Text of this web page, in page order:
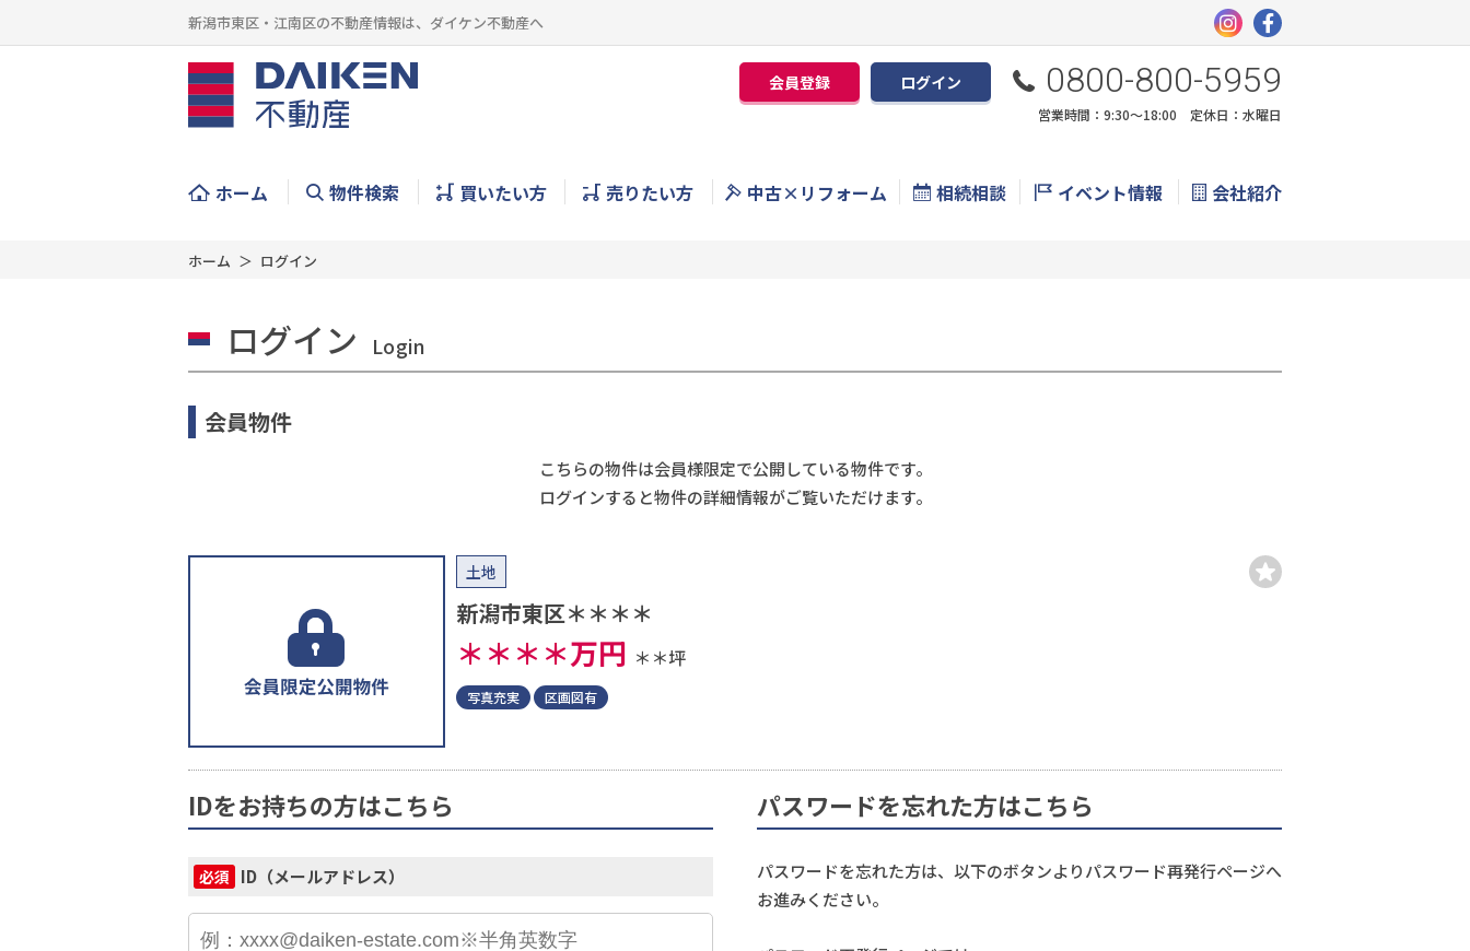
新潟市東区・江南区の不動産情報は、ダイケン不動産へ
会員登録 ログイン 0800-800-5959
営業時間：9:30〜18:00 定休日：水曜日
ホーム 物件検索 買いたい方 売りたい方 中古×リフォーム 相続相談 イベント情報 会社紹介
ホーム ログイン
ログイン Login
会員物件
こちらの物件は会員様限定で公開している物件です。
ログインすると物件の詳細情報がご覧いただけます。
土地
新潟市東区＊＊＊＊
＊＊＊＊万円 ＊＊坪
写真充実 区画図有
IDをお持ちの方はこちら
必須 ID（メールアドレス）
パスワードを忘れた方はこちら
パスワードを忘れた方は、以下のボタンよりパスワード再発行ページへ
お進みください。